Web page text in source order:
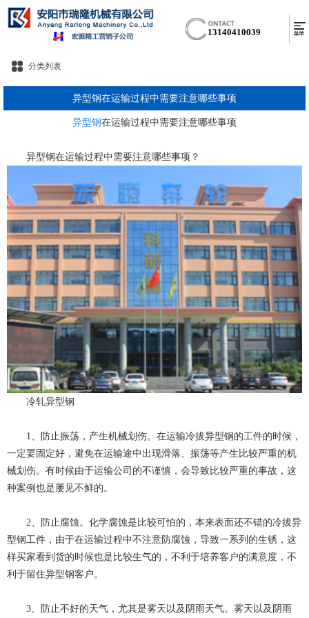
13140410039
分类列表
异型钢在运输过程中需要注意哪些事项
异型钢在运输过程中需要注意哪些事项
异型钢在运输过程中需要注意哪些事项？
冷轧异型钢
1、防止振荡，产生机械划伤。在运输冷拔异型钢的工件的时候，
一定要固定好，避免在运输途中出现滑落、振荡等产生比较严重的机
械划伤。有时候由于运输公司的不谨慎，会导致比较严重的事故，这
种案例也是屡见不鲜的。
2、防止腐蚀。化学腐蚀是比较可怕的，本来表面还不错的冷拔异
型钢工件，由于在运输过程中不注意防腐蚀，导致一系列的生锈，这
样买家看到货的时候也是比较生气的，不利于培养客户的满意度，不
利于留住异型钢客户。
3、防止不好的天气，尤其是雾天以及阴雨天气。雾天以及阴雨